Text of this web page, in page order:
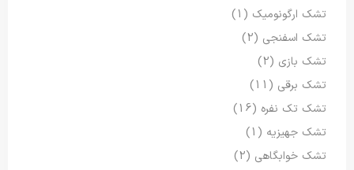
تشک ارگونومیک (1)
تشک اسفنجی (2)
تشک بازی (2)
تشک برقی (11)
تشک تک نفره (16)
تشک جهیزیه (1)
تشک خوابگاهی (2)